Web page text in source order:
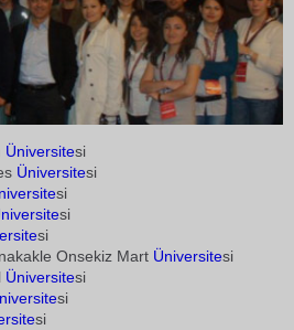
Üniversitesi
Üniversitesi
si
si
si
Onsekiz Mart Üniversitesi
Üniversitesi
si
si